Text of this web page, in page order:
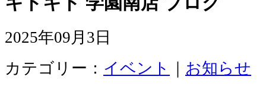
2025年09月3日
カテゴリー： イベント お知らせ